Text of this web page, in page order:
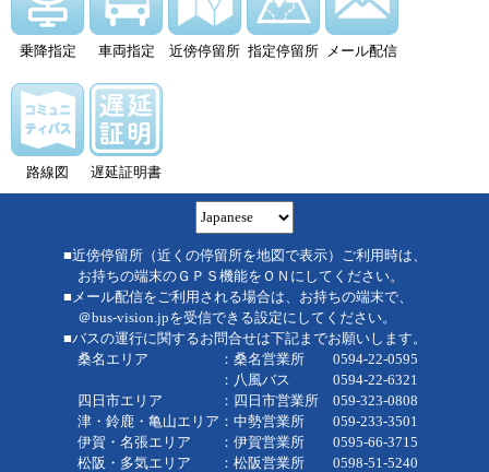
乗降指定 車両指定 近傍停留所 指定停留所 メール配信
路線図 遅延証明書
■近傍停留所（近くの停留所を地図で表示）ご利用時は、
お持ちの端末のＧＰＳ機能をＯＮにしてください。
■メール配信をご利用される場合は、お持ちの端末で、
＠bus-vision.jpを受信できる設定にしてください。
■バスの運行に関するお問合せは下記までお願いします。
桑名エリア ：桑名営業所 0594-22-0595
：八風バス 0594-22-6321
四日市エリア ：四日市営業所 059-323-0808
津・鈴鹿・亀山エリア：中勢営業所 059-233-3501
伊賀・名張エリア ：伊賀営業所 0595-66-3715
松阪・多気エリア ：松阪営業所 0598-51-5240